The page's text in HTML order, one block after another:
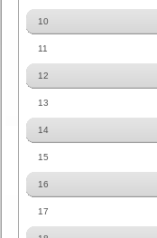
10
11
12
13
14
15
16
17